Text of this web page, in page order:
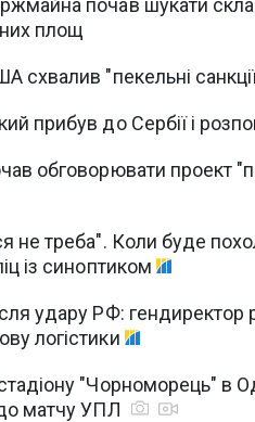
почав шукати
площ
схвалив "пекельні
прибув до Сербії і
обговорювати проект
не треба". Коли буде
із синоптиком
удару РФ: гендиректор
логістики
"Чорноморець" в
матчу УПЛ